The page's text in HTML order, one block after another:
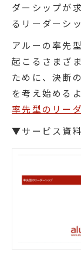
ダーシップが
るリーダーシ
アルーの率先
起こるさまざ
ために、決断
を考え始める
率先型のリー
▼サービス資